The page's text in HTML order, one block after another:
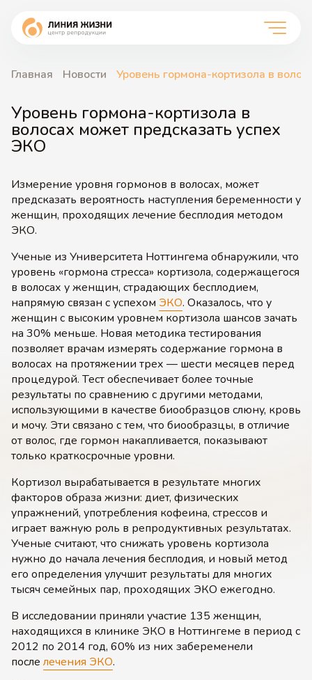
Главная Новости Уровень гормона-кортизола в
Уровень гормона-кортизола в
волосах может предсказать успех
ЭКО
Измерение уровня гормонов в волосах, может
предсказать вероятность наступления беременности у
женщин, проходящих лечение бесплодия методом
ЭКО.
Ученые из Университета Ноттингема обнаружили, что
уровень «гормона стресса» кортизола, содержащегося
в волосах у женщин, страдающих бесплодием,
напрямую связан с успехом ЭКО. Оказалось, что у
женщин с высоким уровнем кортизола шансов зачать
на 30% меньше. Новая методика тестирования
позволяет врачам измерять содержание гормона в
волосах на протяжении трех — шести месяцев перед
процедурой. Тест обеспечивает более точные
результаты по сравнению с другими методами,
использующими в качестве биообразцов слюну, кровь
и мочу. Эти связано с тем, что биообразцы, в отличие
от волос, где гормон накапливается, показывают
только краткосрочные уровни.
Кортизол вырабатывается в результате многих
факторов образа жизни: диет, физических
упражнений, употребления кофеина, стрессов и
играет важную роль в репродуктивных результатах.
Ученые считают, что снижать уровень кортизола
нужно до начала лечения бесплодия, и новый метод
его определения улучшит результаты для многих
тысяч семейных пар, проходящих ЭКО ежегодно.
В исследовании приняли участие 135 женщин,
находящихся в клинике ЭКО в Ноттингеме в период с
2012 по 2014 год, 60% из них забеременели
после лечения ЭКО.